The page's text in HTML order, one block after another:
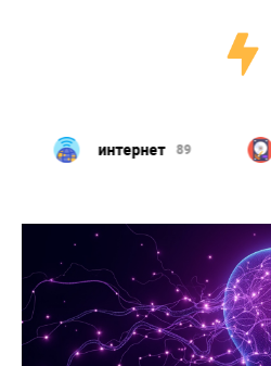
интернет 89